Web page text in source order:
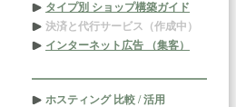
タイプ別 ショップ構築ガイド
決済と代行サービス（作成中）
インターネット広告 （集客）
ホスティング 比較 / 活用